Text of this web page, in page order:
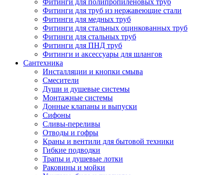
Фитинги для полипропиленовых труб
Фитинги для труб из нержавеющие стали
Фитинги для медных труб
Фитинги для стальных оцинкованных труб
Фитинги для стальных труб
Фитинги для ПНД труб
Фитинги и аксессуары для шлангов
Сантехника
Инсталляции и кнопки смыва
Смесители
Души и душевые системы
Монтажные системы
Донные клапаны и выпуски
Сифоны
Сливы-переливы
Отводы и гофры
Краны и вентили для бытовой техники
Гибкие подводки
Трапы и душевые лотки
Раковины и мойки